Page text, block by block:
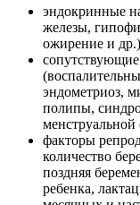
эндокринные
железы,
ожирение и
сопутствующие
эндометриоз,
полипы,
факторы
количество
поздняя
ребенка,